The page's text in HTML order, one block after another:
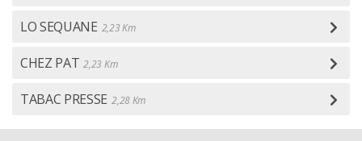
LO SEQUANE 2,23 Km
CHEZ PAT 2,23 Km
TABAC PRESSE 2,28 Km